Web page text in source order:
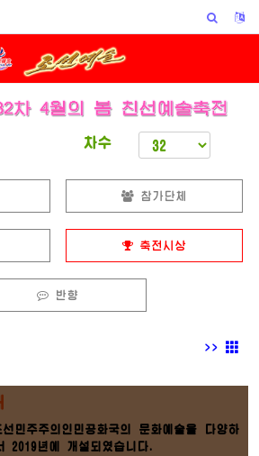
차수
참가단체
축전시상
반향
>>
주주의인민공화국의 문화예술을 다양하
2019년에 개설되였습니다.